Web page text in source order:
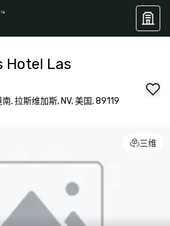
Hotel Las
, 拉斯维加斯, NV, 美国, 89119
三维